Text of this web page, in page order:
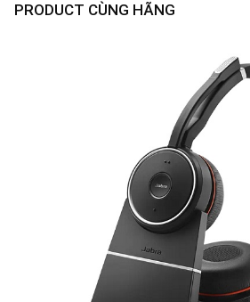
PRODUCT CÙNG HÃNG